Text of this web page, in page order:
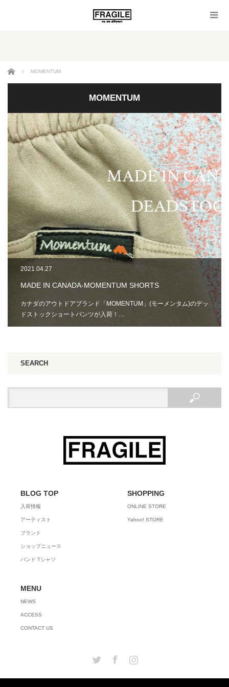
ホーム MOMENTUM
MOMENTUM
2021.04.27
MADE IN CANADA-MOMENTUM SHORTS
カナダのアウトドアブランド「MOMENTUM」(モーメンタム)のデッ
ドストックショートパンツが入荷！…
SEARCH
BLOG TOP
入荷情報
アーティスト
ブランド
ショップニュース
バンド Tシャツ
SHOPPING
ONLINE STORE
Yahoo! STORE
MENU
NEWS
ACCESS
CONTACT US
Twitter Facebook